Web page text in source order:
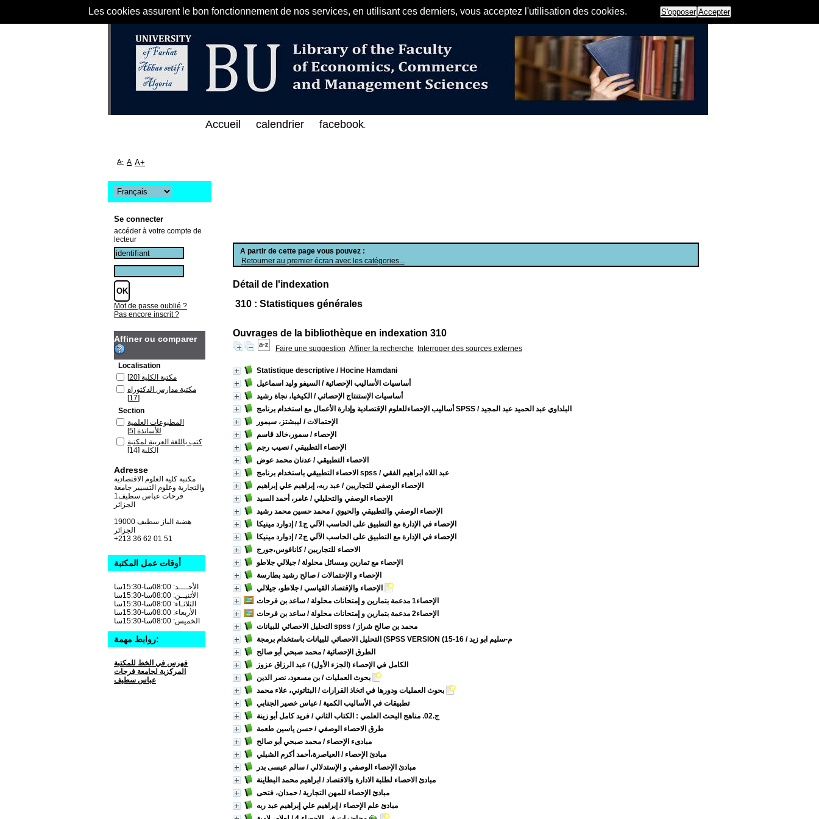
Les cookies assurent le bon fonctionnement de nos services, en utilisant ces derniers, vous acceptez l'utilisation des cookies. S'opposer Accepter
مرحبا بكم في الفهرس الإلكتروني على الخط المباشر لمكتبة كلية العلوم الاقتصادية و
A partir de cette page vous pouvez :
Retourner au premier écran avec les catégories...
Détail de l'indexation
310 : Statistiques générales
Ouvrages de la bibliothèque en indexation 310
Faire une suggestion Affiner la recherche Interroger des sources externes
Statistique descriptive / Hocine Hamdani
أساسيات الأساليب الإحصائية / السيفو وليد اسماعيل
أساسيات الإستنتاج الإحصائي/ الكيخيا، نجاة رشيد
أساليب الإحصاءللعلوم الإقتصادية وإدارة الأعمال مع استخدام برنامج SPSS
/ البلداوي عبد الحميد عبد المجيد
الإحتمالات/ ليبشتز، سيمور
الإحصاء / سمور،خالد قاسم
الإحصاء التطبيقي/ نصيب رجم
الاحصاء التطبيقي/ عدنان محمد عوض
الاحصاء التطبيقي باستخدام برنامج spss
/ عبد اللاه ابراهيم الفقي
الإحصاء الوصفي للتجاريين/ عبد ربه، إبراهيم علي إبراهيم
الإحصاء الوصفي والتحليلي/ عامر، أحمد السيد
الإحصاء الوصفي والتطبيقي والحيوي/ محمد حسين محمد رشيد
الإحصاء في الإدارة مع التطبيق على الحاسب الآلي ج1
/ إدوارد مينيكا
الإحصاء في الإدارة مع التطبيق على الحاسب الآلي ج2
/ إدوارد مينيكا
الاحصاء للتجاريين/ كانافوس،جورج
الإحصاء مع تمارين ومسائل محلولة / جيلالي جلاطو
الإحصاء و الإحتمالات/ صالح رشيد بطارسة
الإحصاء والإقتصاد القياسي/ جلاطو، جيلالي
الإحصاء1 مدعمة بتمارين و إمتحانات محلولة
/ ساعد بن فرحات
الإحصاء2 مدعمة بتمارين و إمتحانات محلولة
/ ساعد بن فرحات
التحليل الاحصائي للبيانات spss
/ محمد بن صالح شراز
التحليل الاحصائي للبيانات باستخدام برمجة (SPSS VERSION (15-16
/ م-سليم ابو زيد
الطرق الإحصائية / محمد صبحي أبو صالح
الكامل في الإحصاء (الجزء الأول)/ عبد الرزاق عزوز
بحوث العمليات/ بن مسعود، نصر الدين
بحوث العمليات ودورها في اتخاذ القرارات/ البتاتوني، علاء محمد
تطبيقات في الأساليب الكمية / عباس خصير الجنابي
ج.02. مناهج البحث العلمي : الكتاب الثاني
/ فريد كامل أبو زينة
طرق الاحصاء الوصفي/ حسن ياسين طعمة
مبادىء الإحصاء / محمد صبحي أبو صالح
مبادئ الإحصاء / العياصرة،أحمد أكرم الشبلي
مبادئ الإحصاء الوصفي و الإستدلالي/ سالم عيسى بدر
مبادئ الاحصاء لطلبة الادارة والاقتصاد/ ابراهيم محمد البطاينة
مبادئ الإحصاء للمهن التجارية / حمدان، فتحى
مبادئ علم الإحصاء / إبراهيم علي إبراهيم عبد ربه
Accueil calendrier facebook.
A- A A+
Se connecter
accéder à votre compte de
lecteur
Mot de passe oublié ?
Pas encore inscrit ?
Affiner ou comparer
Localisation
مكتبة الكلية [20]
مكتبة مدارس الدكتوراه
[17]
Section
المطبوعات العلمية
للأساتذة [5]
كتب باللغة العربية لمكتبة
الكلية [14]
مدارس الدكتوراه[17]
كتب باللغة الفرنسية
لمكتبة الكلية[1]
Adresse
مكتبة كلية العلوم الاقتصادية
والتجارية وعلوم التسيير جامعة
فرحات عباس سطيف1
الجزائر
19000 هضبة الباز سطيف
+213 36 62 01 51
أوقات عمل المكتبة
الأحــــد: 08:00سا-15:30سا
الأثنيــن: 08:00سا-15:30سا
الثلاثـاء: 08:00سا-15:30سا
الأربعاء: 08:00سا-15:30سا
الخميس: 08:00سا-15:30سا
روابط مهمة:
فهرس في الخط للمكتبة
المركزية لجامعة فرحات
عباس سطيف